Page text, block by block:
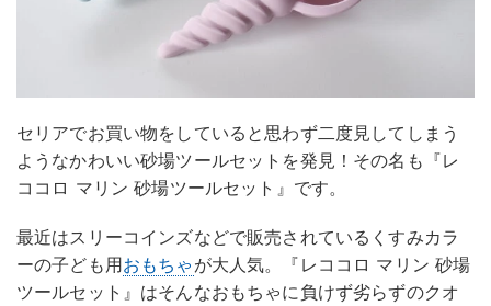
セリアでお買い物をしていると思わず二度見してしまう
ようなかわいい砂場ツールセットを発見！その名も『レ
ココロ マリン 砂場ツールセット』です。
最近はスリーコインズなどで販売されているくすみカラ
ーの子ども用おもちゃ が大人気。『レココロ マリン 砂場
ツールセット』はそんなおもちゃに負けず劣らずのクオ